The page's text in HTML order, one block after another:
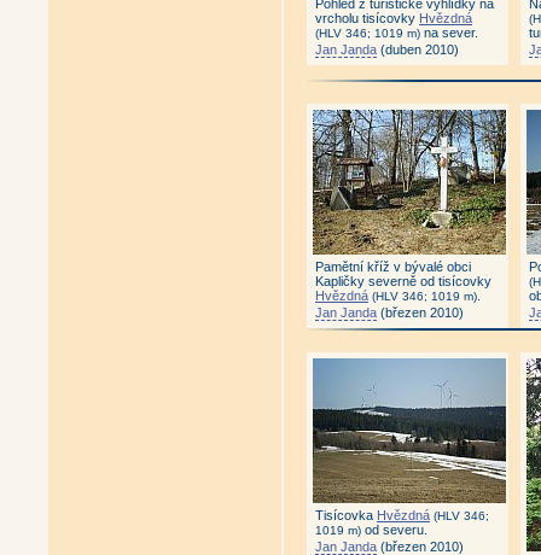
Pohled z turistické vyhlídky na
vrcholu tisícovky Hvězdná
(HLV 346; 1019 m) na sever.
Jan Janda (duben 2010)
Pamětní kříž v bývalé obci
Kapličky severně od tisícovky
Hvězdná (HLV 346; 1019 m)
Jan Janda (březen 2010)
Tisícovka Hvězdná (HLV 346;
1019 m) od severu.
Jan Janda (březen 2010)